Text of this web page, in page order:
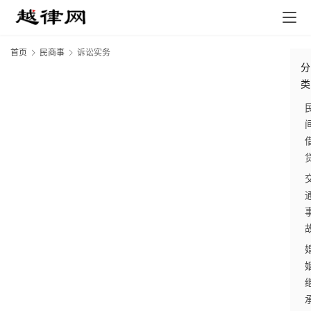
首页 民商事 诉讼实务
分
类